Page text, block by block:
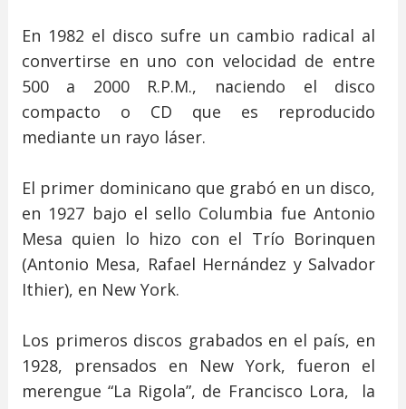
En 1982 el disco sufre un cambio radical al
convertirse en uno con velocidad de entre
500 a 2000 R.P.M., naciendo el disco
compacto o CD que es reproducido
mediante un rayo láser.
El primer dominicano que grabó en un disco,
en 1927 bajo el sello Columbia fue Antonio
Mesa quien lo hizo con el Trío Borinquen
(Antonio Mesa, Rafael Hernández y Salvador
Ithier), en New York.
Los primeros discos grabados en el país, en
1928, prensados en New York, fueron el
merengue “La Rigola”, de Francisco Lora, la